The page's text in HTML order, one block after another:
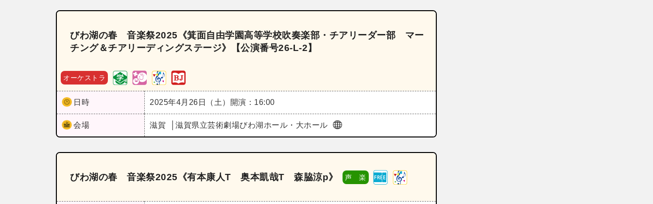
びわ湖の春 音楽祭2025《箕面自由学園高等学校吹奏楽部・チアリーダー部 マー
チング＆チアリーディングステージ》【公演番号26‐L‐2】
オーケストラ
日時 2025年4月26日（土） 開演：16:00
会場 滋賀 滋賀県立芸術劇場びわ湖ホール・大ホール
びわ湖の春 音楽祭2025《有本康人T 奥本凱哉T 森脇涼p》 声 楽